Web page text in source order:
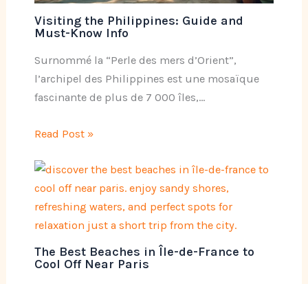
Visiting the Philippines: Guide and
Must-Know Info
Surnommé la “Perle des mers d’Orient”,
l’archipel des Philippines est une mosaïque
fascinante de plus de 7 000 îles,…
Read Post »
The Best Beaches in Île-de-France to
Cool Off Near Paris